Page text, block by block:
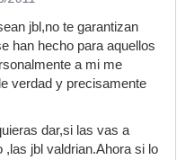
jbl,no te garantizan
han hecho para aquellos
a mi me
verdad y precisamente
dar,si las vas a
,las jbl valdrian.Ahora si lo